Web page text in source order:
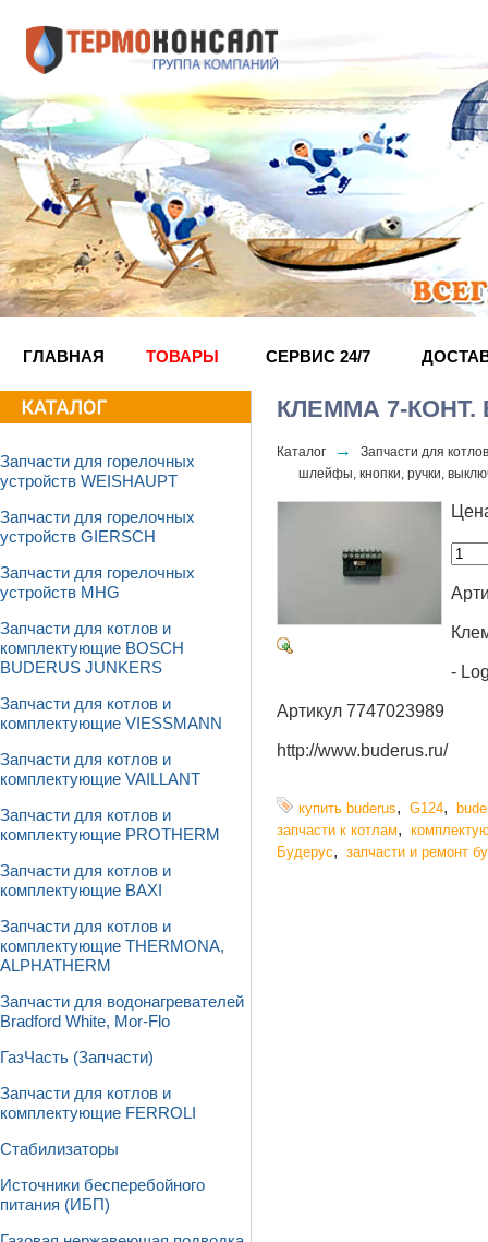
ГЛАВНАЯ ТОВАРЫ СЕРВИС 24/7
Запчасти для горелочных
устройств WEISHAUPT
Запчасти для горелочных
устройств GIERSCH
Запчасти для горелочных
устройств MHG
Запчасти для котлов и
комплектующие BOSCH
BUDERUS JUNKERS
Запчасти для котлов и
комплектующие VIESSMANN
Запчасти для котлов и
комплектующие VAILLANT
Запчасти для котлов и
комплектующие PROTHERM
Запчасти для котлов и
комплектующие BAXI
Запчасти для котлов и
комплектующие THERMONA,
ALPHATHERM
Запчасти для водонагревателей
Bradford White, Mor-Flo
ГазЧасть (Запчасти)
Запчасти для котлов и
комплектующие FERROLI
Стабилизаторы
Источники бесперебойного
питания (ИБП)
КЛЕММА 7-КОНТ.
Каталог →
Запчасти для
шлейфы, кнопки, ручки,
-
Артикул 7747023989
http://www.buderus.ru/
купить buderus, G124,
запчасти к котлам,
Будерус, запчасти и ремонт